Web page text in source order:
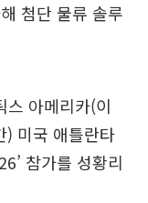
첨단 물류 솔루
스 아메리카(이
) 미국 애틀란타
참가를 성황리